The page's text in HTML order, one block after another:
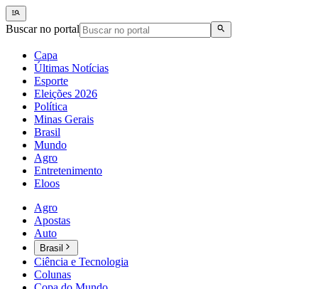
Buscar no portal
Capa
Últimas Notícias
Esporte
Eleições 2026
Política
Minas Gerais
Brasil
Mundo
Agro
Entretenimento
Eloos
Agro
Apostas
Auto
Brasil
Ciência e Tecnologia
Colunas